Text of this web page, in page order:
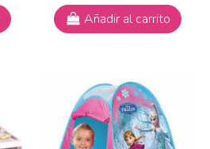
Añadir al carrito